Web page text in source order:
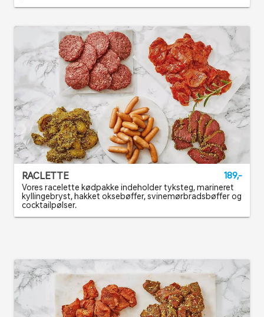
RACLETTE 189,-
Vores racelette kødpakke indeholder tyksteg, marineret
kyllingebryst, hakket oksebøffer, svinemørbradsbøffer og
cocktailpølser.